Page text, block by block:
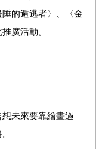
陲的遁逃者〉、〈金
廣活動。
未來要靠繪畫過